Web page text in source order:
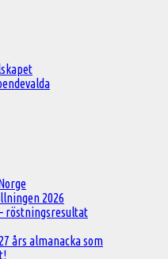
2026
röstningsresultat
års almanacka som